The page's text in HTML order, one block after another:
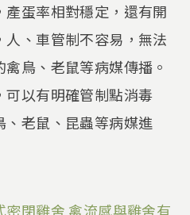
蛋率相對穩定，還有開
、車管制不容易，無法
鳥、老鼠等病媒傳播。
以有明確管制點消毒
老鼠、昆蟲等病媒進
密閉雞舍 禽流感與雞舍有